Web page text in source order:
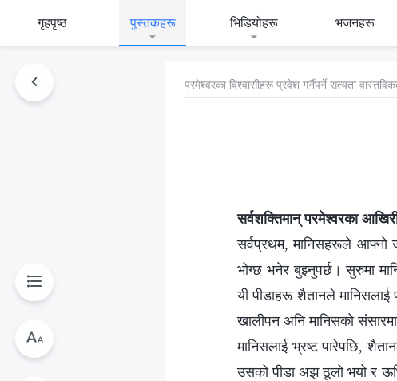
गृहपृष्ठ पुस्तकहरू भिडियोहरू भजनहरू
परमेश्‍वरका विश्‍वासीहरू प्रवेश गर्नैपर्ने सत्यता
सर्वशक्तिमान् परमेश्‍वरका
सर्वप्रथम, मानिसहरूले आफ्नो
भोग्छ भनेर बुझ्नुपर्छ। सुरुमा
यी पीडाहरू शैतानले
खालीपन अनि मानिसको
मानिसलाई भ्रष्ट पारेपछि,
उसको पीडा अझ ठूलो भयो र